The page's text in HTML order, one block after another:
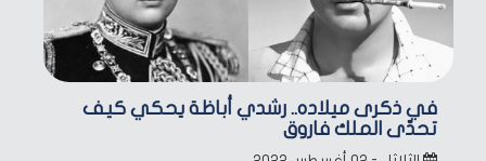
في ذكرى ميلاده.. رشدي أباظة يحكي كيف
تحدّى الملك فاروق